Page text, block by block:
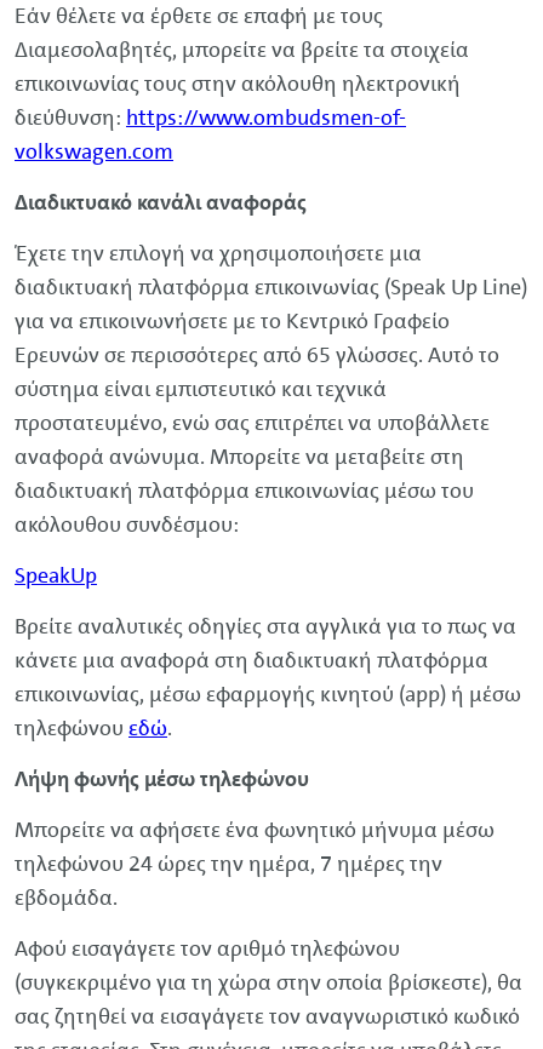
Εάν θέλετε να έρθετε σε επαφή με τους
Διαμεσολαβητές, μπορείτε να βρείτε τα στοιχεία
επικοινωνίας τους στην ακόλουθη ηλεκτρονική
διεύθυνση: https://www.ombudsmen-of-
volkswagen.com
Διαδικτυακό κανάλι αναφοράς
Έχετε την επιλογή να χρησιμοποιήσετε μια
διαδικτυακή πλατφόρμα επικοινωνίας (Speak Up Line)
για να επικοινωνήσετε με το Κεντρικό Γραφείο
Ερευνών σε περισσότερες από 65 γλώσσες. Αυτό το
σύστημα είναι εμπιστευτικό και τεχνικά
προστατευμένο, ενώ σας επιτρέπει να υποβάλλετε
αναφορά ανώνυμα. Μπορείτε να μεταβείτε στη
διαδικτυακή πλατφόρμα επικοινωνίας μέσω του
ακόλουθου συνδέσμου:
SpeakUp
Βρείτε αναλυτικές οδηγίες στα αγγλικά για το πως να
κάνετε μια αναφορά στη διαδικτυακή πλατφόρμα
επικοινωνίας, μέσω εφαρμογής κινητού (app) ή μέσω
τηλεφώνου εδώ.
Λήψη φωνής μέσω τηλεφώνου
Μπορείτε να αφήσετε ένα φωνητικό μήνυμα μέσω
τηλεφώνου 24 ώρες την ημέρα, 7 ημέρες την
εβδομάδα.
Αφού εισαγάγετε τον αριθμό τηλεφώνου
(συγκεκριμένο για τη χώρα στην οποία βρίσκεστε), θα
σας ζητηθεί να εισαγάγετε τον αναγνωριστικό κωδικό